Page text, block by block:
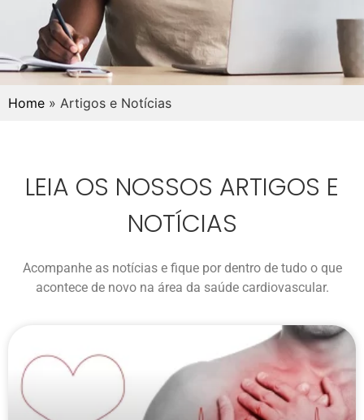
Home » Artigos e Notícias
LEIA OS NOSSOS ARTIGOS E
NOTÍCIAS
Acompanhe as notícias e fique por dentro de tudo o que
acontece de novo na área da saúde cardiovascular.